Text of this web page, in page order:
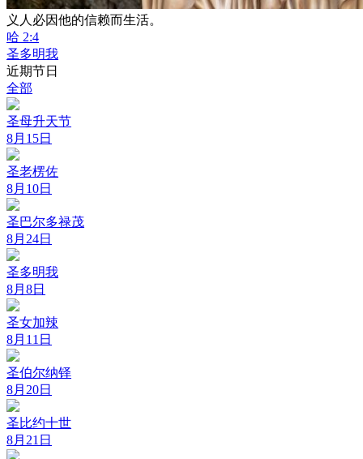
义人必因他的信赖而生活。
哈 2:4
圣多明我
近期节日
全部
圣母升天节
8月15日
圣老楞佐
8月10日
圣巴尔多禄茂
8月24日
圣多明我
8月8日
圣女加辣
8月11日
圣伯尔纳铎
8月20日
圣比约十世
8月21日